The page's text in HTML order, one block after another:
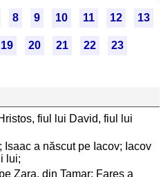
8 9 10 11 12 13
19 20 21 22 23
fiul lui David, fiul lui
a născut pe Iacov; Iacov
lui;
Zara, din Tamar; Fares a